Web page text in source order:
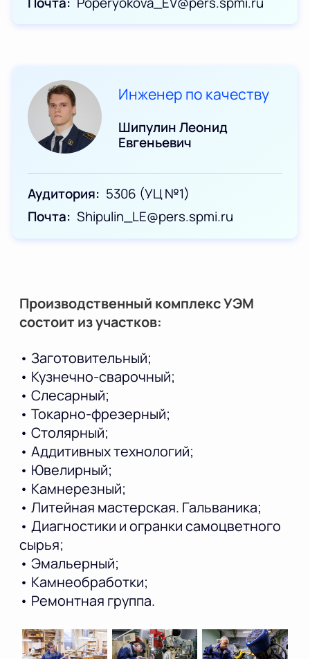
Инженер по качеству
Шипулин Леонид
Евгеньевич
Аудитория
5306 (УЦ №1)
Почта
Shipulin_LE@pers.spmi.ru
Производственный комплекс УЭМ
состоит из участков:
• Заготовительный;
• Кузнечно-сварочный;
• Слесарный;
• Токарно-фрезерный;
• Столярный;
• Аддитивных технологий;
• Ювелирный;
• Камнерезный;
• Литейная мастерская. Гальваника;
• Диагностики и огранки самоцветного
сырья;
• Эмальерный;
• Камнеобработки;
• Ремонтная группа.